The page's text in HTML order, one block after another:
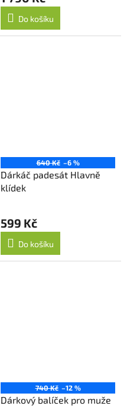
Do košíku
640 Kč –6 %
Dárkáč padesát Hlavně
klídek
599 Kč
Do košíku
740 Kč –12 %
Dárkový balíček pro muže